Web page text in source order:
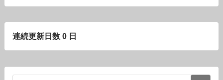
連続更新日数 0 日